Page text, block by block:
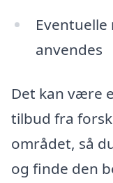
Eventuelle
anvendes
Det kan være
tilbud fra
området, så
og finde den